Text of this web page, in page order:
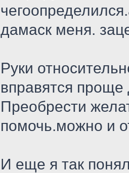
дамаск меня.
Руки
вправятся
Преобрести
помочь.можно и
И еще я так